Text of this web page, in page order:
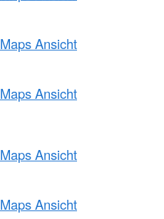
Ansicht
Ansicht
Ansicht
Ansicht